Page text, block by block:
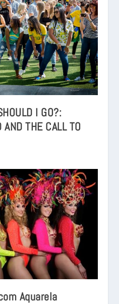
I GO?:
AND THE CALL TO
Aquarela